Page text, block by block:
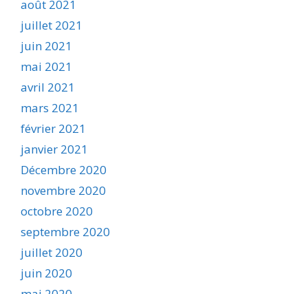
août 2021
juillet 2021
juin 2021
mai 2021
avril 2021
mars 2021
février 2021
janvier 2021
Décembre 2020
novembre 2020
octobre 2020
septembre 2020
juillet 2020
juin 2020